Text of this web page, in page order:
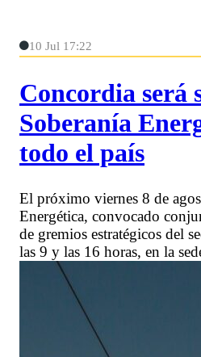
10 Jul 17:22
Concordia será
Soberanía
todo el país
El próximo viernes 8 de
Energética, convocado
de gremios estratégicos del
las 9 y las 16 horas, en la